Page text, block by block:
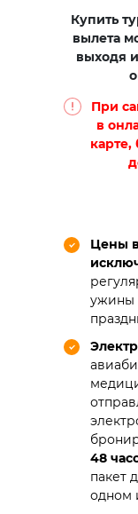
Купить
вылета
выходя
При
в
Цены
ужины
48
пакет
одном